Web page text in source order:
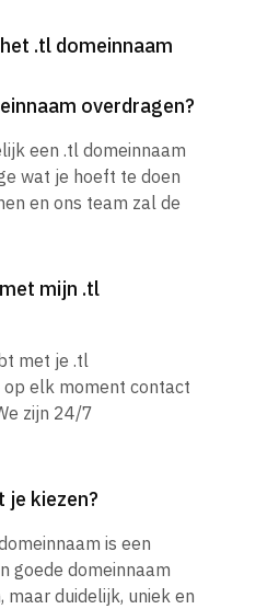
.tl domeinnaam
overdragen?
een .tl domeinnaam
wat je hoeft te doen
en ons team zal de
mijn .tl
met je .tl
op elk moment contact
zijn 24/7
je kiezen?
is een
goede domeinnaam
maar duidelijk, uniek en